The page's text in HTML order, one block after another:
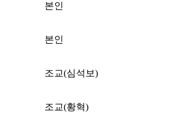
본인
본인
조교(심석보)
조교(황혁)